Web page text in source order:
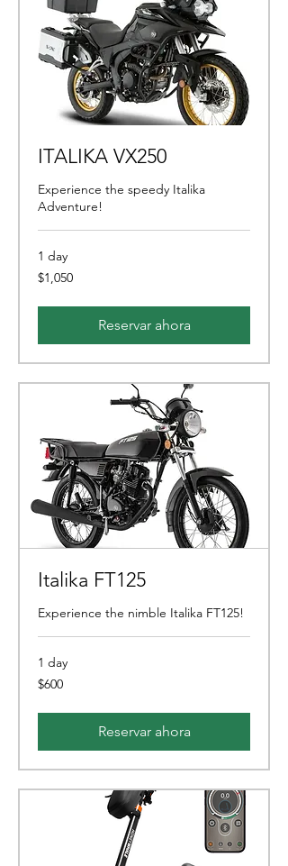
ITALIKA VX250
Experience the speedy Italika
Adventure!
1 day
1,050
pesos
$1,050
Reservar ahora
Italika FT125
Experience the nimble Italika FT125!
1 day
600
pesos
$600
Reservar ahora